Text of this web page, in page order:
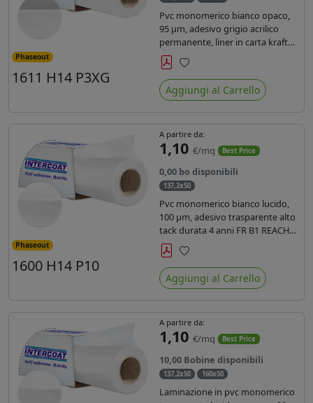
Phaseout
1611 H14 P3XG
Pvc monomerico bianco opaco,
95 µm, adesivo grigio acrilico
permanente, liner in carta kraft
siliconata 135gr/mq. Durata 3
anni, certificato FR B1, conforme
al REACH, stampa con ink
solvente, ecosolvente, uv e latex (
Preferiti
Aggiungi al Carrello
Phaseout
1600 H14 P10
A partire da:
1,10 €/mq Best Price
0,00 bo disponibili
137,2x50
Pvc monomerico bianco lucido,
100 µm, adesivo trasparente alto
tack durata 4 anni FR B1 REACH
per stampa solvente ecosolvente
uv latex, Liner in carta KRAFT
monosiliconata 135gr. brand
Intercoat.
Preferiti
Aggiungi al Carrello
A partire da:
1,10 €/mq Best Price
10,00 Bobine disponibili
137,2x50 160x50
Laminazione in pvc monomerico